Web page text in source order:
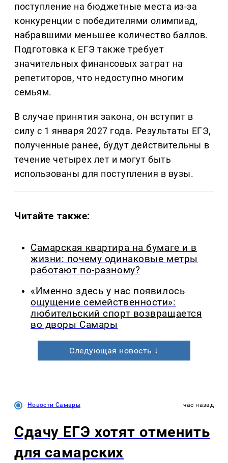
поступление на бюджетные места из-за
конкуренции с победителями олимпиад,
набравшими меньшее количество баллов.
Подготовка к ЕГЭ также требует
значительных финансовых затрат на
репетиторов, что недоступно многим
семьям.
В случае принятия закона, он вступит в
силу с 1 января 2027 года. Результаты ЕГЭ,
полученные ранее, будут действительны в
течение четырех лет и могут быть
использованы для поступления в вузы.
Читайте также:
Самарская квартира на бумаге и в
жизни: почему одинаковые метры
работают по-разному?
«Именно здесь у нас появилось
ощущение семейственности»:
любительский спорт возвращается
во дворы Самары
Следующая новость ↓
Новости Самары час назад
Сдачу ЕГЭ хотят отменить
для самарских